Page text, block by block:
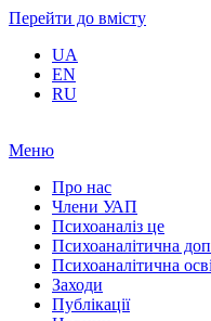
Перейти до вмісту
UA
EN
RU
Меню
Про нас
Члени УАП
Психоаналіз це
Психоаналітична
Психоаналітична
Заходи
Публікації